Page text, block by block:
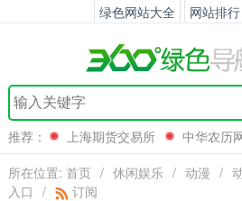
绿色网站大全 网站排行
推荐： 上海期货交易所 中华农历
所在位置: 首页 / 休闲娱乐 / 动漫 /
入口 / 订阅